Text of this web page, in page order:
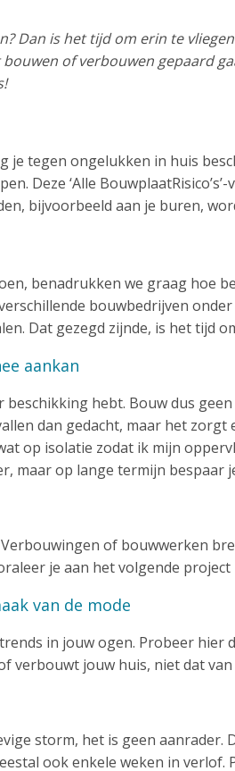
Dan is het tijd om erin te
of verbouwen gepaard
je tegen ongelukken in huis
Deze ‘Alle
bijvoorbeeld aan je buren,
benadrukken we graag hoe
bouwbedrijven
Dat gezegd zijnde, is het tijd
aankan
beschikking hebt. Bouw dus
dan gedacht, maar het
op isolatie zodat ik mijn
maar op lange termijn bespaar
of bouwwerken
je aan het volgende
van de mode
in jouw ogen. Probeer
verbouwt jouw huis, niet dat
storm, het is geen
ook enkele weken in